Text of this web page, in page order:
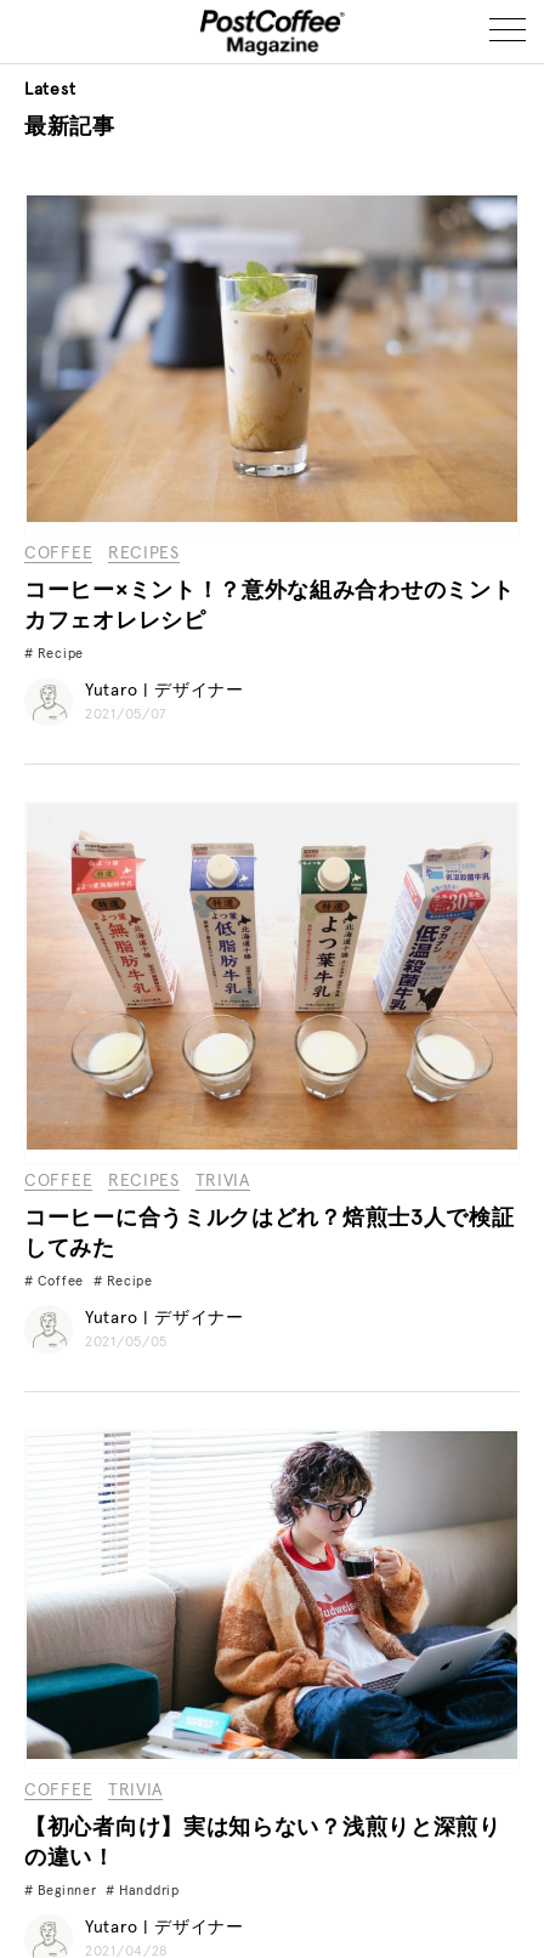
Latest
最新記事
COFFEE RECIPES
コーヒー×ミント！？意外な組み合わせのミント
カフェオレレシピ
Recipe
Yutaro | デザイナー
2021/05/07
COFFEE RECIPES TRIVIA
コーヒーに合うミルクはどれ？焙煎士3人で検証
してみた
Coffee Recipe
Yutaro | デザイナー
2021/05/05
COFFEE TRIVIA
【初心者向け】実は知らない？浅煎りと深煎り
の違い！
Beginner Handdrip
Yutaro | デザイナー
2021/04/28